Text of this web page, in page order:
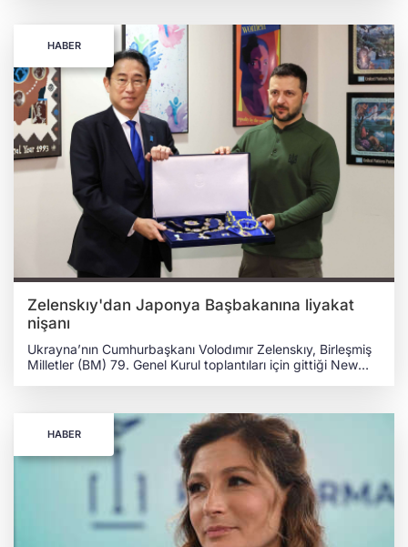
Ukrayna Savunma Bakanı tarafından verilen Ukrayna
Bölgesel Savunma Kuvvetleri Madalyası ile
ödüllendirildiğini duyurarak, “Ukrayna halkına hizmet
ediyorum” ifadelerini kullandı.
HABER
Zelenskıy'dan Japonya Başbakanına liyakat
nişanı
Ukrayna’nın Cumhurbaşkanı Volodımır Zelenskıy, Birleşmiş
Milletler (BM) 79. Genel Kurul toplantıları için gittiği New
görüşmelerde, "Adil bir barışa nasıl ulaşacağımızı konuştuk.
Birlikteliği korumak en önemli şey" dedi. JAPONYA
BAŞBAKANINA 1. DERECE BİLGE YAROSLAV NİŞANI
Cumhurbaşkanı Zelenskıy, Japonya Başbakanı Fumio
Kişida ile bir araya geldi. Görüşmede enerji yardımları ve kış
hazırlıkları üzerine konuşuldu. Daha sonra Başbakan
Kişida'ya Ukrayna 1. Derece Bilge Yaroslav Nişanı,
Zelenskıy tarafından takdim edildi. Nişan Japon halkının
Ukrayna ile dayanışmasının bir göstergesi olarak kabul
HABER